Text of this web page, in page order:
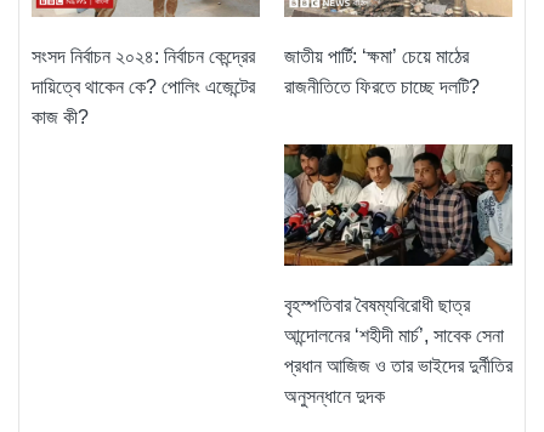
সংসদ নির্বাচন ২০২৪: নির্বাচন কেন্দ্রের
দায়িত্বে থাকেন কে? পোলিং এজেন্টের
কাজ কী?
জাতীয় পার্টি: ‘ক্ষমা’ চেয়ে মাঠের
রাজনীতিতে ফিরতে চাচ্ছে দলটি?
বৃহস্পতিবার বৈষম্যবিরোধী ছাত্র
আন্দোলনের ‘শহীদী মার্চ’, সাবেক সেনা
প্রধান আজিজ ও তার ভাইদের দুর্নীতির
অনুসন্ধানে দুদক